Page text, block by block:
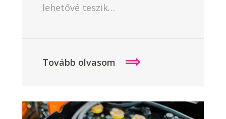
lehetővé teszik…
Tovább olvasom